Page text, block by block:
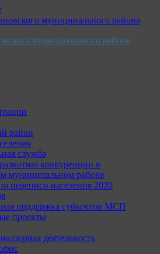
муниципального района
район
служба
конкуренции в
муниципальном районе
переписи населения 2020
поддержка субъектов МСП
проекты
деятельность